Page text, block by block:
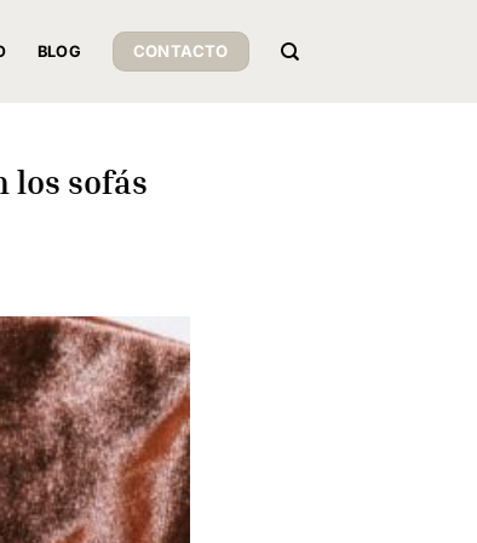
BLOG CONTACTO
los sofás